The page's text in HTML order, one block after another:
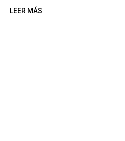
LEER MÁS